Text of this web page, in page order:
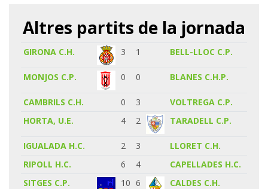
Altres partits de la jornada
GIRONA C.H. 3 1 BELL-LLOC C.P.
MONJOS C.P. 0 0 BLANES C.H.P.
CAMBRILS C.H. 0 3
VOLTREGA C.P.
HORTA, U.E.
4 2 TARADELL C.P.
IGUALADA H.C. 2 3
LLORET C.H.
RIPOLL H.C.
6 4
CAPELLADES H.C.
SITGES C.P.
10 6 CALDES C.H.